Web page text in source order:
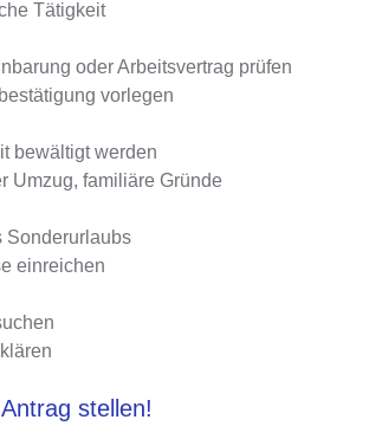
Tätigkeit
oder Arbeitsvertrag prüfen
vorlegen
bewältigt werden
Umzug, familiäre Gründe
Sonderurlaubs
einreichen
stellen!